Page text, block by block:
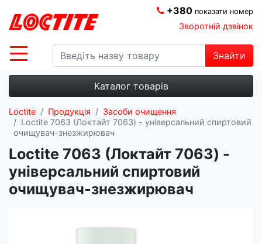
Знайти
+380 показати номер
Зворотній дзвінок
Каталог товарів
Loctite Продукція
Засоби очищення
Loctite 7063 (Локтайт 7063) - універсальний спиртовий
очищувач-знезжирювач
Loctite 7063 (Локтайт 7063) -
універсальний спиртовий
очищувач-знезжирювач